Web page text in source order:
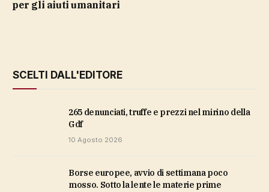
per gli aiuti umanitari
SCELTI DALL'EDITORE
265 denunciati, truffe e prezzi nel mirino della
Gdf
10 Agosto 2026
Borse europee, avvio di settimana poco
mosso. Sotto la lente le materie prime